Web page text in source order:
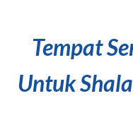
Tempat
Untuk